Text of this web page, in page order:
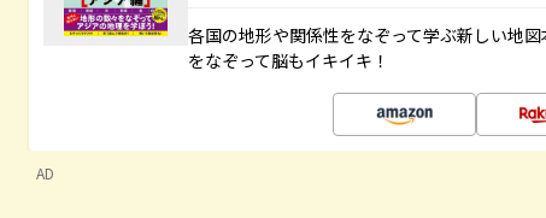
各国の地形や関係性をなぞって学ぶ新しい地
をなぞって脳もイキイキ！
AD